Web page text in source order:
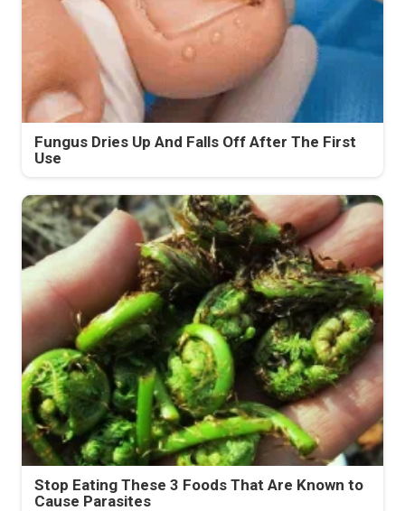
Fungus Dries Up And Falls Off After The First
Use
Stop Eating These 3 Foods That Are Known to
Cause Parasites